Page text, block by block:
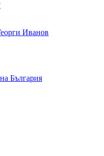
Иванов
България